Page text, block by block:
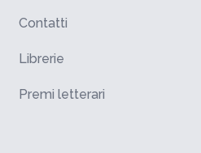
Contatti
Librerie
Premi letterari